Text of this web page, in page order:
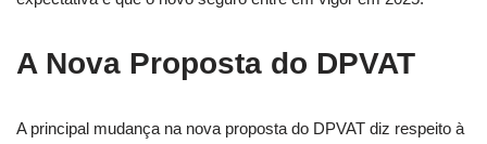
A Nova Proposta do DPVAT
A principal mudança na nova proposta do DPVAT diz respeito à